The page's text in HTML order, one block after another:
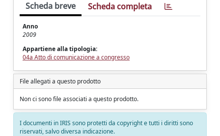
Scheda breve Scheda completa
Anno
2009
Appartiene alla tipologia:
04a Atto di comunicazione a congresso
File allegati a questo prodotto
Non ci sono file associati a questo prodotto.
I documenti in IRIS sono protetti da copyright e tutti i diritti sono
riservati, salvo diversa indicazione.